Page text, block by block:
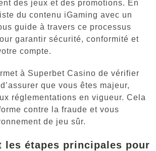
des jeux et des promotions. En
du contenu iGaming avec un
guide à travers ce processus
garantir sécurité, conformité et
compte.
à Superbet Casino de vérifier
que vous êtes majeur,
réglementations en vigueur. Cela
contre la fraude et vous
de jeu sûr.
les étapes principales pour